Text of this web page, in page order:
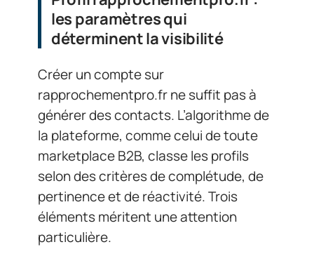
les paramètres qui
déterminent la visibilité
Créer un compte sur
rapprochementpro.fr ne suffit pas à
générer des contacts. L’algorithme de
la plateforme, comme celui de toute
marketplace B2B, classe les profils
selon des critères de complétude, de
pertinence et de réactivité. Trois
éléments méritent une attention
particulière.